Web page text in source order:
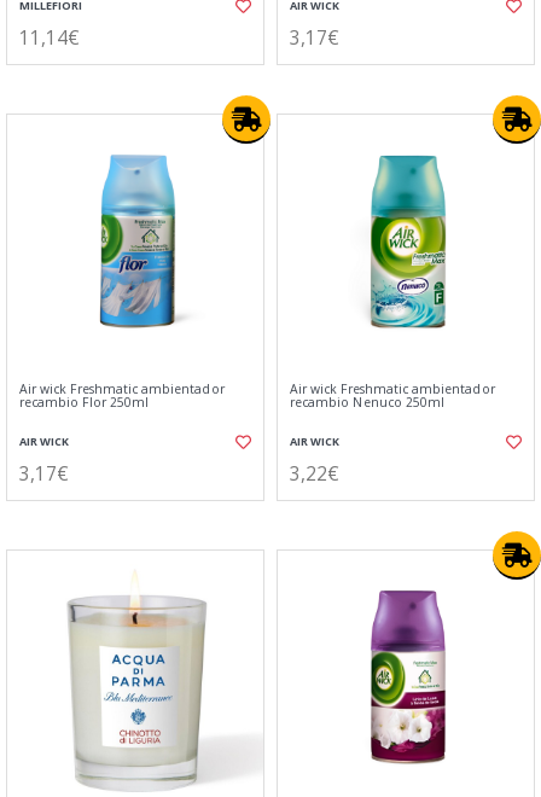
MILLEFIORI
11,14€
AIR WICK
3,17€
Air wick Freshmatic ambientador
recambio Flor 250ml
AIR WICK
3,17€
Air wick Freshmatic ambientador
recambio Nenuco 250ml
AIR WICK
3,22€